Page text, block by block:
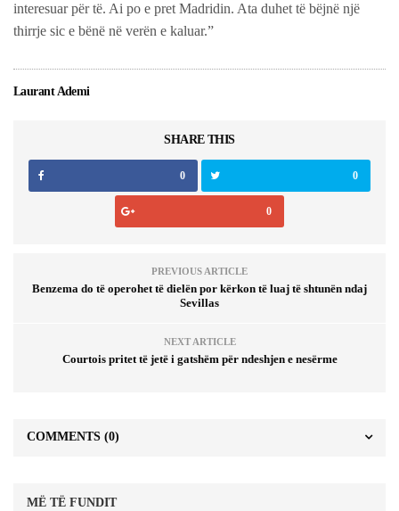
interesuar për të. Ai po e pret Madridin. Ata duhet të bëjnë një
thirrje sic e bënë në verën e kaluar.”
Laurant Ademi
SHARE THIS
0 0
0
PREVIOUS ARTICLE
Benzema do të operohet të dielën por kërkon të luaj të shtunën ndaj
Sevillas
NEXT ARTICLE
Courtois pritet të jetë i gatshëm për ndeshjen e nesërme
COMMENTS (0)
MË TË FUNDIT